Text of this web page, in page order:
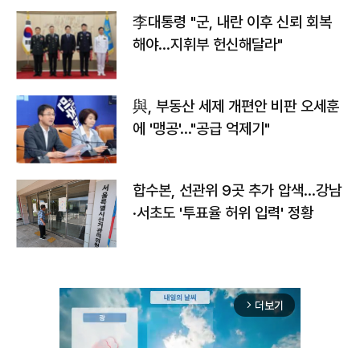
李대통령 "군, 내란 이후 신뢰 회복
해야…지휘부 헌신해달라"
與, 부동산 세제 개편안 비판 오세훈
에 '맹공'…"공급 억제기"
합수본, 선관위 9곳 추가 압색…강남
·서초도 '투표율 허위 입력' 정황
arrow_forward_ios 더보기